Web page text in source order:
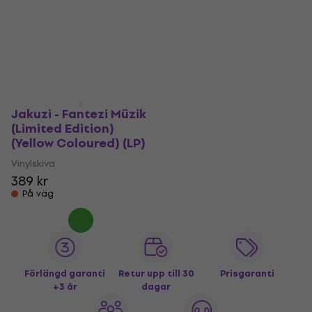
Jakuzi - Fantezi Müzik
(Limited Edition)
(Yellow Coloured) (LP)
Vinylskiva
389 kr
På väg
Förlängd garanti
+3 år
Retur upp till 30
dagar
Prisgaranti